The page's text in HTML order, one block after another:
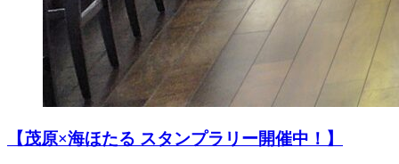
【茂原×海ほたる スタンプラリー開催中！】